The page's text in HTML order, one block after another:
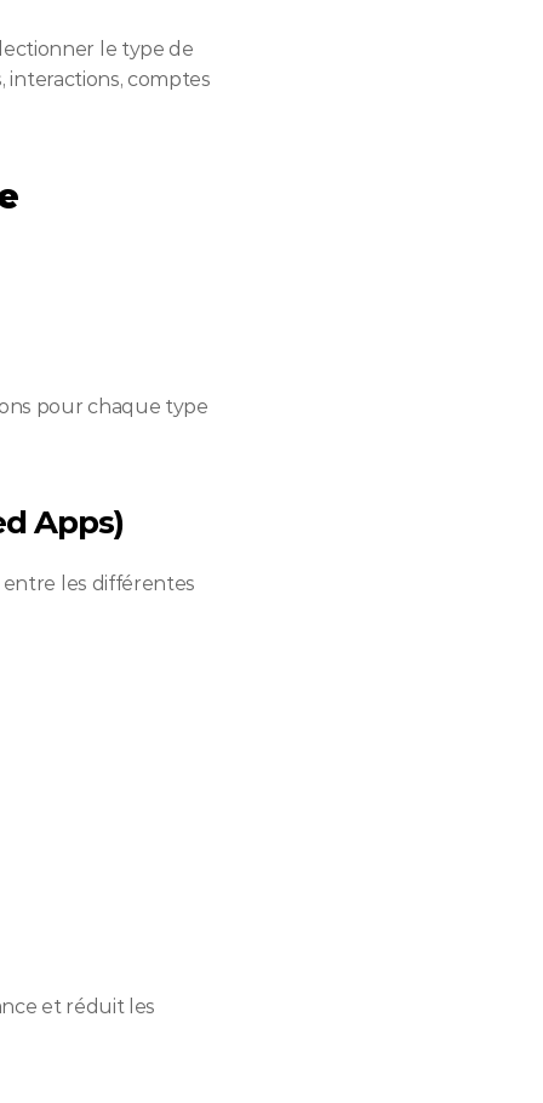
le type de
interactions, comptes
pour chaque type
Apps)
les différentes
et réduit les